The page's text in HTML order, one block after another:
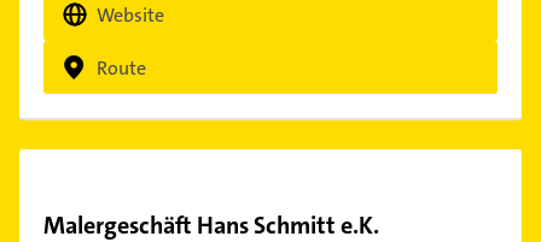
Website
Route
Malergeschäft Hans Schmitt e.K.